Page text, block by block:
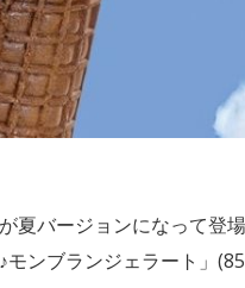
夏バージョンになって登
ンブランジェラート」